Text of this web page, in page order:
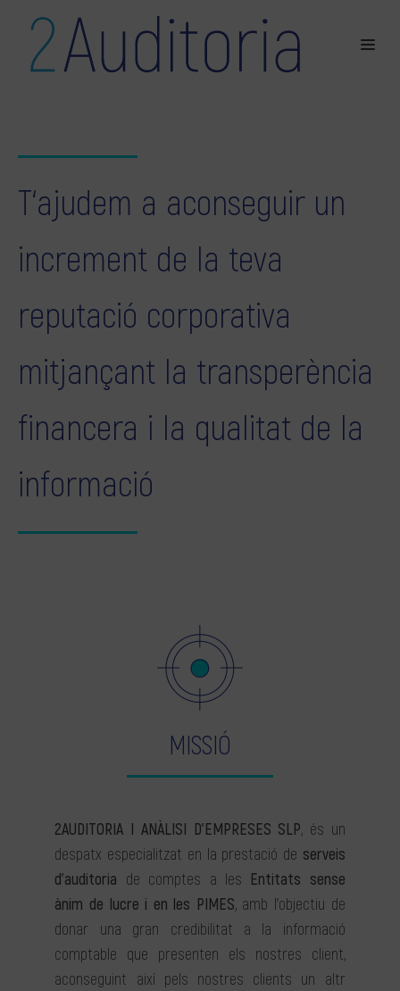
T‘ajudem a aconseguir un
increment de la teva
reputació corporativa
mitjançant la transperència
financera i la qualitat de la
informació
MISSIÓ
2AUDITORIA I ANÀLISI D’EMPRESES SLP, és un
despatx especialitzat en la prestació de serveis
d’auditoria de comptes a les Entitats sense
ànim de lucre i en les PIMES, amb l’objectiu de
donar una gran credibilitat a la informació
comptable que presenten els nostres client,
aconseguint així pels nostres clients un altr